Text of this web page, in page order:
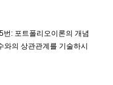
: 포트폴리오이론의 개념
의 상관관계를 기술하시